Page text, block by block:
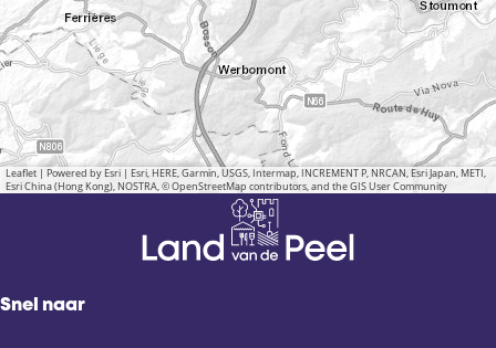
Leaflet | Powered by Esri | Esri, HERE, Garmin, USGS, Intermap, INCREMENT P, NRCAN, Esri Japan, METI,
Esri China (Hong Kong), NOSTRA, © OpenStreetMap contributors, and the GIS User Community
Snel naar